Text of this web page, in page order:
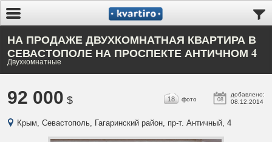
НА ПРОДАЖЕ ДВУХКОМНАТНАЯ КВАРТИРА В
СЕВАСТОПОЛЕ НА ПРОСПЕКТЕ АНТИЧНОМ 4
Двухкомнатные
92 000 $ 08
добавлено:
08.12.2014
18 фото
Крым, Севастополь, Гагаринский район, пр-т. Античный, 4